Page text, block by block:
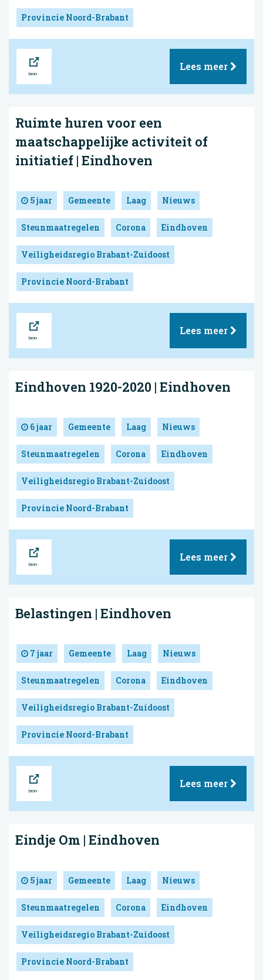
Provincie Noord-Brabant
Lees meer
Ruimte huren voor een
maatschappelijke activiteit of
initiatief | Eindhoven
5 jaar Gemeente Laag Nieuws
Steunmaatregelen Corona Eindhoven
Veiligheidsregio Brabant-Zuidoost
Provincie Noord-Brabant
Lees meer
Eindhoven 1920-2020 | Eindhoven
6 jaar Gemeente Laag Nieuws
Steunmaatregelen Corona Eindhoven
Veiligheidsregio Brabant-Zuidoost
Provincie Noord-Brabant
Lees meer
Belastingen | Eindhoven
7 jaar Gemeente Laag Nieuws
Steunmaatregelen Corona Eindhoven
Veiligheidsregio Brabant-Zuidoost
Provincie Noord-Brabant
Lees meer
Eindje Om | Eindhoven
5 jaar Gemeente Laag Nieuws
Steunmaatregelen Corona Eindhoven
Veiligheidsregio Brabant-Zuidoost
Provincie Noord-Brabant